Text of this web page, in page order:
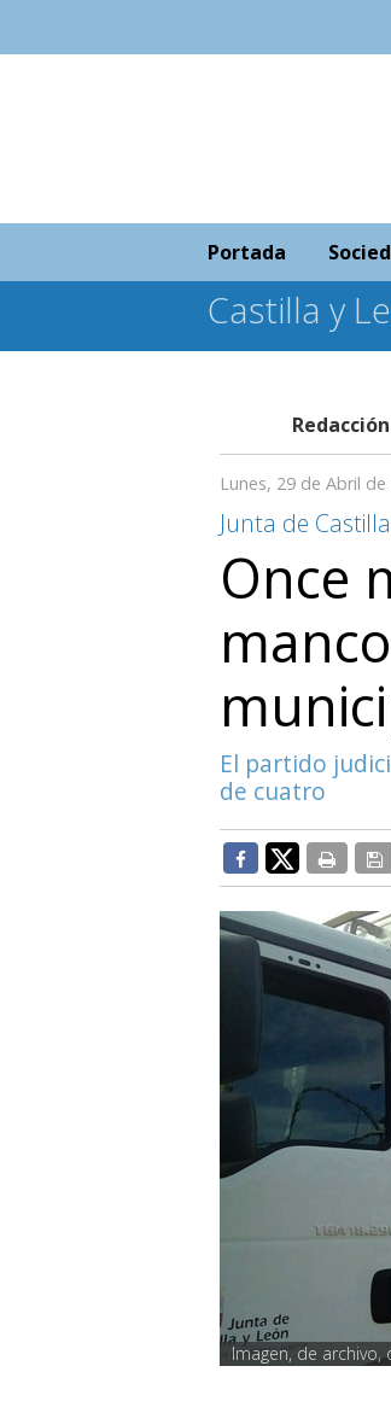
Portada
Castilla y
Redacción
Lunes, 29 de Abril de
Junta de
Once
El partido
de cuatro
Imagen, de